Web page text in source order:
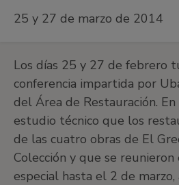
25 y 27 de marzo de 2014
Los días 25 y 27 de febrero
conferencia impartida por
del Área de Restauración.
estudio técnico que los
de las cuatro obras de El
Colección y que se
especial hasta el 2 de marzo,